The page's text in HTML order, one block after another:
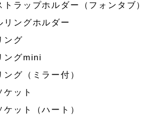
トラップホルダー（フォンタブ）
リングホルダー
ング
ングmini
ング（ミラー付）
ケット
ケット（ハート）